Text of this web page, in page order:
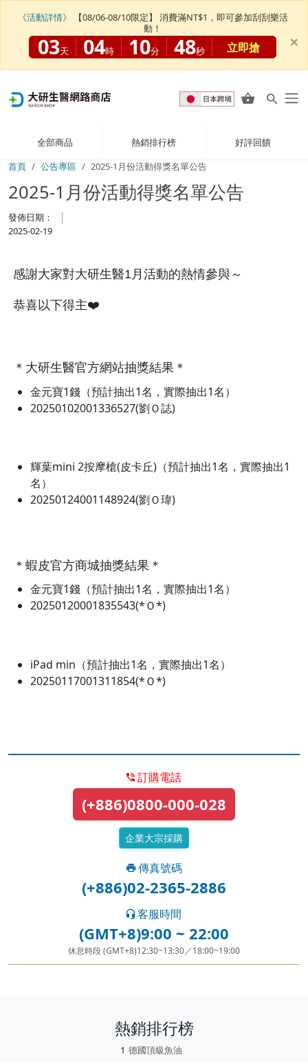
全部商品 熱銷排行榜
好評回饋
首頁
公告專區 2025-1月份活動得獎名單公告
2025-1月份活動得獎名單公告
發佈日期：
2025-02-19
感謝大家對大研生醫1月活動的熱情參與～
恭喜以下得主❤️
＊大研生醫官方網站抽獎結果＊
金元寶1錢（預計抽出1名，實際抽出1名）
20250102001336527(劉Ｏ誌)
輝葉mini 2按摩槍(皮卡丘)（預計抽出1名，實際抽出1
名）
20250124001148924(劉Ｏ瑋)
＊蝦皮官方商城抽獎結果＊
金元寶1錢（預計抽出1名，實際抽出1名）
20250120001835543(*Ｏ*)
iPad min（預計抽出1名，實際抽出1名）
20250117001311854(*Ｏ*)
訂購電話
(+886)0800-000-028
企業大宗採購
傳真號碼
(+886)02-2365-2886
客服時間
(GMT+8)9:00 ~ 22:00
休息時段 (GMT+8)12:30~13:30／18:00~19:00
熱銷排行榜
德國頂級魚油
《活動詳情》
【08/06-08/10限定】 消費滿NT$1，即可參加刮刮樂活
動！
03天 04時 10分 48秒 立即搶 ×